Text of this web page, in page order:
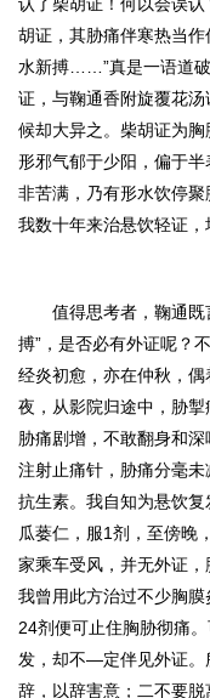
胡证，其胁痛伴寒热当
水新搏……”真是一语道
证，与鞠通香附旋覆花
候却大异之。柴胡证为
形邪气郁于少阳，偏于半
非苦满，乃有形水饮停聚
我数十年来治悬饮轻证，
值得思考者，鞠通既
搏”，是否必有外证呢？
经炎初愈，亦在仲秋，
夜，从影院归途中，胁掣
胁痛剧增，不敢翻身和
注射止痛针，胁痛分毫
抗生素。我自知为悬饮复
瓜蒌仁，服1剂，至傍晚
家乘车受风，并无外证，
我曾用此方治过不少胸
24剂便可止住胸胁彻痛
发，却不—定伴见外证。
辞，以辞害意；二不要脱